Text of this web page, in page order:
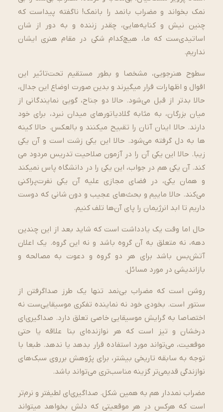
نمک بخواند و مضراب بانمد را بانمک! ناگفته پیداست که
چنین نیش و کنایه‌هایی، چقدر زننده و به دور از شان
اساتیدی‌ست که ما، هیچ‌کدام شکی در مقام هنری ایشان
نداریم.
سطوح هنرجویی، مشخصا و بطور مستقیم تحت‌­تاثیر این
اقوال و اظهارات قرار می­گیرند و بدین صورت اوضاع این جدال،
حالا بدتر از قبل می­‌شود. حالا دو جناح، گویی نمایندگانی از
میان بزرگان، به مثابه گلادیاتورهای میدان نبرد، برای خود
دارند. حالا اینان آنان را تقبیح می­کنند و بالعکس. حالا کینه­‌
ها به دل گرفته می­‌شود. حالا این یکی زشت است و آن یکی
زیبا. حالا این یکی آن را در آزمون صلاحیت تدریس مردود می­‌
کند. آن یکی هم در جواب، این یکی را در دانشگاه پاس نمی­کند
و همان یکی، در فضای مجازی علیه آن یکی نفرت‌پراکنی
می‌کند. حالا ماییم و بحث­‌های عجیب و دون شانی که دوست
داریم تا ابد انرژی­مان را پای آن­‌ها تلف کنیم.
حال اما وقت یک یادداشت است که شاید بعد از این چندین
دهه، نه متعلق به آن گروه باشد و نه این گروه. یک اعلان
آتش­‌بس باشد برای هر دو گروه و دعوت به مصالحه و
بازاندیشی در مورد مسائل.
روشن است که مضراب بی‌­نمد تنها یک طرز صداگرفتن از
سنتور است. بخودی خود نه نماینده تفکری موسیقایی‌ست نه
اختصاصا به گرایش موسیقایی خاصی تعلق دارد. صداگیری­‌ای
درخشان و تیز است که هر نوازنده‌­ای بنا علاقه یا حتی
موقعیت، می‌تواند مورد استفاده قرار بدهد یا ندهد. طبعا با
توجه به سابقه تاریخی بیشتر، برای پژوهش برروی سبک‌­های
نوازندگی قدیمی‌­تر گزینه مناسب‌­تری می­‌تواند باشد.
مضراب نمددار هم به همین شکل. صداگیری­‌ای لطیف­تر و نرم‌­تر
است که هرکس در هر موقعیتی که دلش بخواهد می­تواند